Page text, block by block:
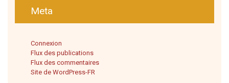
Meta
Connexion
Flux des publications
Flux des commentaires
Site de WordPress-FR